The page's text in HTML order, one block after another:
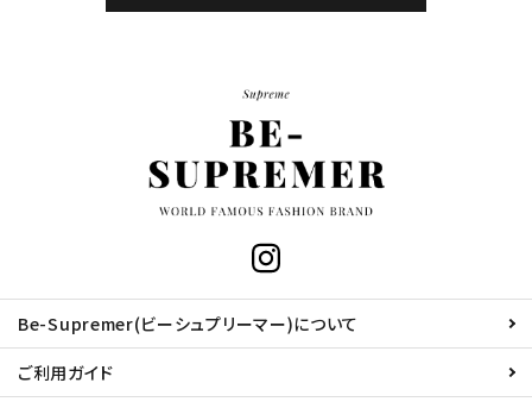
Be-Supremer(ビーシュプリーマー)について
ご利用ガイド